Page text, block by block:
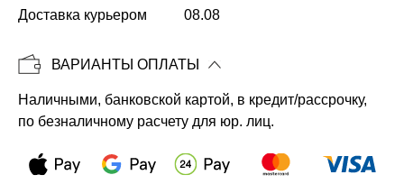
Копировать
Доставка курьером
08.08
ВАРИАНТЫ ОПЛАТЫ
Наличными, банковской картой, в кредит/рассрочку,
по безналичному расчету для юр. лиц.